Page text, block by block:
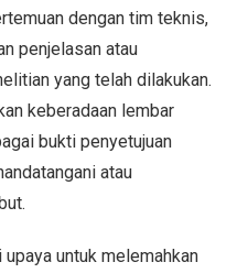
dengan tim teknis,
penjelasan atau
yang telah dilakukan.
keberadaan lembar
bukti penyetujuan
atau
untuk melemahkan